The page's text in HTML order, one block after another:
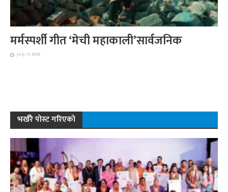
मर्मस्पर्शी गीत ‘मेची महाकाली’सार्वजनिक
July 17, 2026
भर्खरै पोस्ट गरिएको